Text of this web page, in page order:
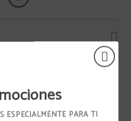
ESPECIALMENTE PARA TI